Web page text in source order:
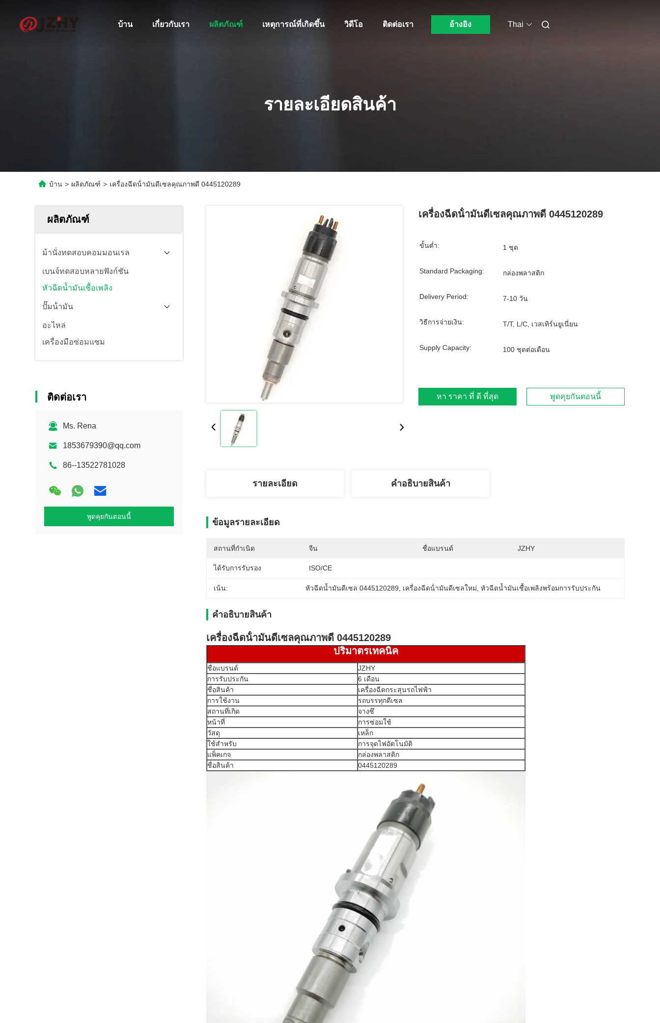
บ้าน เกี่ยวกับเรา ผลิตภัณฑ์ เหตุการณ์ที่เกิดขึ้น วิดีโอ ติดต่อเรา อ้างอิง Thai
รายละเอียดสินค้า
บ้าน > ผลิตภัณฑ์ > เครื่องฉีดน้ํามันดีเซลคุณภาพดี 0445120289
ผลิตภัณฑ์
ม้านั่งทดสอบคอมมอนเรล
เบนจ์ทดสอบหลายฟังก์ชัน
หัวฉีดน้ำมันเชื้อเพลิง
ปั๊มน้ํามัน
อะไหล่
เครื่องมือซ่อมแซม
ติดต่อเรา
Ms. Rena
1853679390@qq.com
86--13522781028
พูดคุยกันตอนนี้
เครื่องฉีดน้ํามันดีเซลคุณภาพดี 0445120289
ขั้นต่ำ: 1 ชุด
Standard Packaging: กล่องพลาสติก
Delivery Period: 7-10 วัน
วิธีการจ่ายเงิน: T/T, L/C, เวสเทิร์นยูเนี่ยน
Supply Capacity: 100 ชุดต่อเดือน
หา ราคา ที่ ดี ที่สุด พูดคุยกันตอนนี้
รายละเอียด คําอธิบายสินค้า
ข้อมูลรายละเอียด
สถานที่กำเนิด จีน ชื่อแบรนด์ JZHY
ได้รับการรับรอง ISO/CE
เน้น: หัวฉีดน้ำมันดีเซล 0445120289 เครื่องฉีดน้ํามันดีเซลใหม่ , หัวฉีดน้ำมันเชื้อเพลิงพร้อมการรับประกัน
คําอธิบายสินค้า
เครื่องฉีดน้ํามันดีเซลคุณภาพดี 0445120289
ปริมาตรเทคนิค
ชื่อแบรนด์
JZHY
การรับประกัน
6 เดือน
ชื่อสินค้า
เครื่องฉีดกระสุนรถไฟฟ้า
การใช้งาน
รถบรรทุกดีเซล
สถานที่เกิด
จางซึ
หน้าที่
การซ่อมใช้
วัสดุ
เหล็ก
ใช้สําหรับ
การจุดไฟอัตโนมัติ
แพ็คเกจ
กล่องพลาสติก
ชื่อสินค้า
0445120289